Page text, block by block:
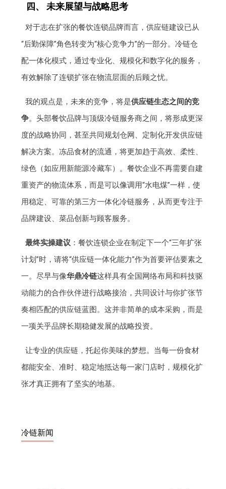
四、 未来展望与战略思考
对于志在扩张的餐饮连锁品牌而言，供应链建设已从
“后勤保障”角色转变为“核心竞争力”的一部分。冷链仓
配一体化模式，通过专业化、规模化和数字化的服务，
有效解除了连锁扩张在物流层面的后顾之忧。
我的观点是，未来的竞争，将是供应链生态之间的竞
争。头部餐饮品牌与顶级冷链服务商之间，将形成更深
度的战略协同，甚至共同规划仓网、定制化开发供应链
解决方案。冻品食材的流通，将更加趋于高效、柔性、
绿色（如应用新能源冷藏车）。餐饮企业不再需要自建
重资产的物流体系，而是可以像调用“水电煤”一样，使
用稳定、可靠的第三方一体化冷链服务，从而更专注于
品牌建设、菜品创新与顾客服务。
最终实操建议 ：餐饮连锁企业在制定下一个“三年扩张
计划”时，请将“供应链一体化能力”作为首要评估要素之
一。尽早与像华鼎冷链这样具有全国网络布局和科技驱
动能力的合作伙伴进行战略接洽，共同设计与你扩张节
奏相匹配的供应链蓝图。这并非简单的成本采购，而是
一项关乎品牌长期稳健发展的战略投资。
让专业的供应链，托起你美味的梦想。当每一份食材
都能安全、准时、稳定地抵达每一家门店时，规模化扩
张才真正拥有了坚实的地基。
冷链新闻